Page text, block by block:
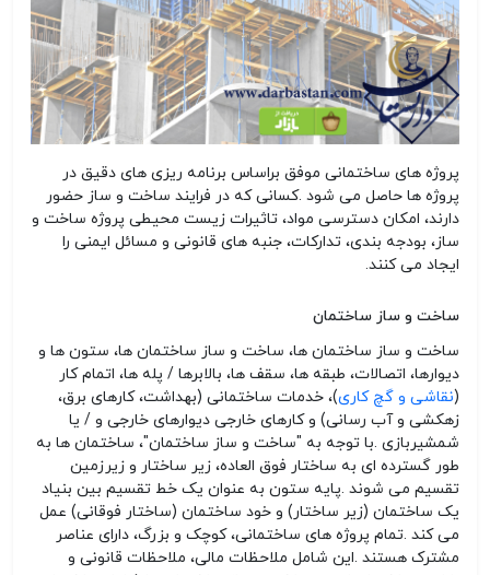
پروژه های ساختمانی موفق براساس برنامه ریزی های دقیق در
پروژه ها حاصل می شود .کسانی که در فرایند ساخت و ساز حضور
دارند، امکان دسترسی مواد، تاثیرات زیست محیطی پروژه ساخت و
ساز، بودجه بندی، تدارکات، جنبه های قانونی و مسائل ایمنی را
ایجاد می کنند.
ساخت و ساز ساختمان
ساخت و ساز ساختمان ها، ساخت و ساز ساختمان ها، ستون ها و
دیوارها، اتصالات، طبقه ها، سقف ها، بالابرها / پله ها، اتمام کار
(نقاشی و گچ کاری)، خدمات ساختمانی (بهداشت، کارهای برق،
زهکشی و آب رسانی) و کارهای خارجی دیوارهای خارجی و / یا
شمشیربازی .با توجه به "ساخت و ساز ساختمان"، ساختمان ها به
طور گسترده ای به ساختار فوق العاده، زیر ساختار و زیرزمین
تقسیم می شوند .پایه ستون به عنوان یک خط تقسیم بین بنیاد
یک ساختمان (زیر ساختار) و خود ساختمان (ساختار فوقانی) عمل
می کند .تمام پروژه های ساختمانی، کوچک و بزرگ، دارای عناصر
مشترک هستند .این شامل ملاحظات مالی، ملاحظات قانونی و